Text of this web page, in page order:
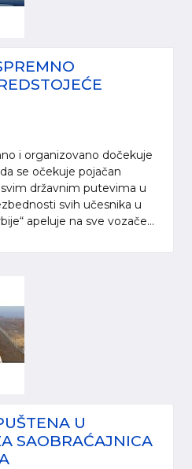
i organizovano dočekuje
se očekuje pojačan
državnim putevima u
svih učesnika u
apeluje na sve vozače...
U
SAOBRAĆAJNICA